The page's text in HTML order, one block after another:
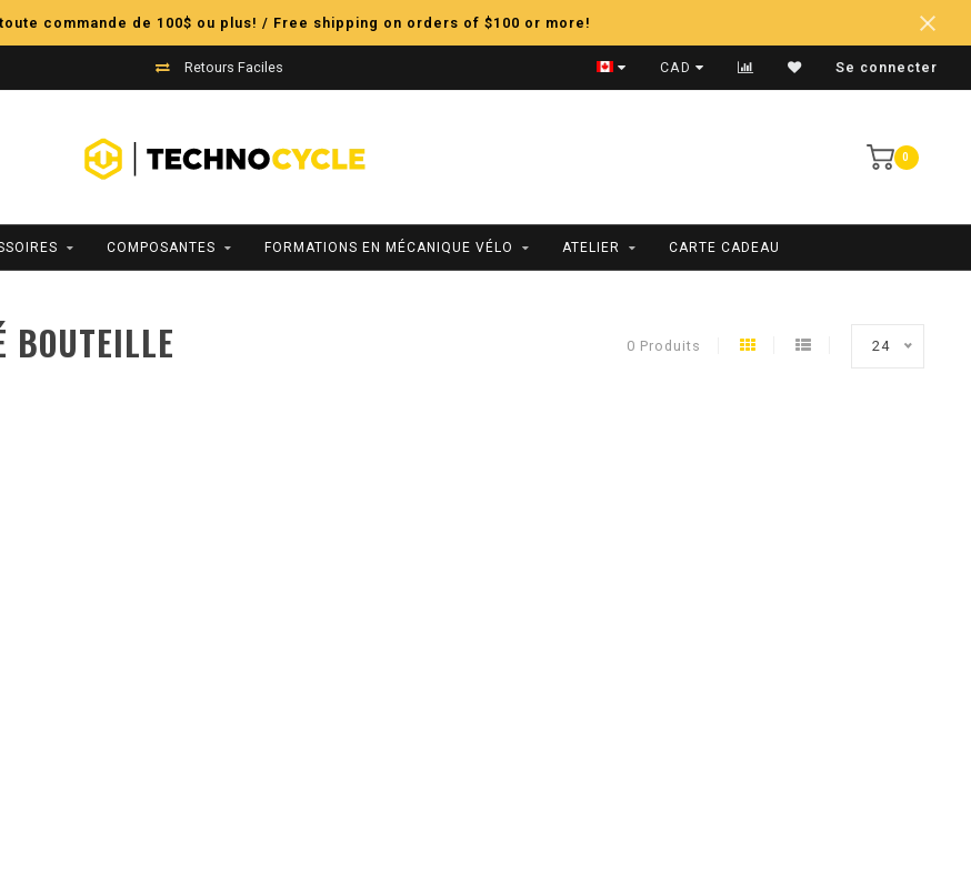
commande de 100$ ou plus! / Free shipping on orders of $100 or more!
Retours Faciles Expédition Rapide
CAD Se connecter
0
COMPOSANTES FORMATIONS EN MÉCANIQUE VÉLO ATELIER CARTE CADEAU
BOUTEILLE 0 Produits 24